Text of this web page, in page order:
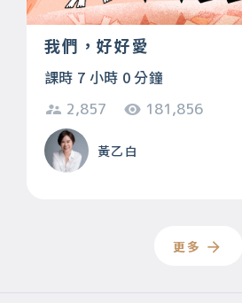
我們，好好愛
課時 7 小時 0 分鐘
2,857 181,856
黃乙白
更多